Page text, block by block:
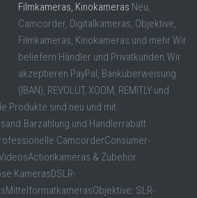
Filmkameras, Kinokameras Neu,
Camcorder, Digitalkameras, Objektive,
Filmkameras, Kinokameras und mehr Wir
beliefern Händler und Privatkunden.Wir
akzeptieren PayPal, Banküberweisung
(IBAN), REVOLUT, XOOM, REMITLY und
Produkte sind neu und mit
und Händlerrabatt
CamcorderConsumer-
& Zubehör
KamerasDSLR-
SLR-